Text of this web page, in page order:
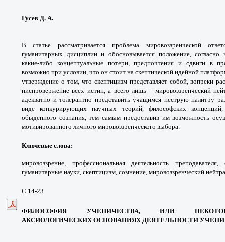
Гусев Д. А.
В статье рассматривается проблема мировоззренческой
гуманитарных дисциплин и обосновывается положение, согласно
какие-либо концептуальные потери, предпочтения и сдвиги в
возможно при условии, что он стоит на скептической идейной
утверждение о том, что скептицизм представляет собой, вопреки
ниспровержение всех истин, а всего лишь – мировоззренческий
адекватно и толерантно представить учащимся пеструю палитру
виде конкурирующих научных теорий, философских
обыденного сознания, тем самым предоставив им возможность
мотивированного личного мировоззренческого выбора.
Ключевые слова:
мировоззрение, профессиональная деятельность
гуманитарные науки, скептицизм, сомнение, мировоззренческий
С.14-23
ФИЛОСОФИЯ УЧЕНИЧЕСТВА, ИЛИ
АКСИОЛОГИЧЕСКИХОСНОВАНИЯХ ДЕЯТЕЛЬНОСТИ